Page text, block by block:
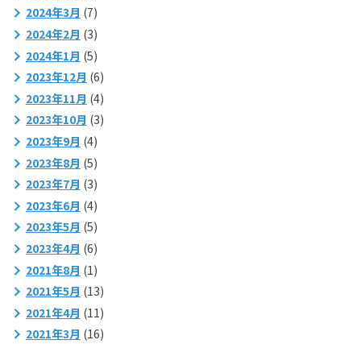
2024年3月 (7)
2024年2月 (3)
2024年1月 (5)
2023年12月 (6)
2023年11月 (4)
2023年10月 (3)
2023年9月 (4)
2023年8月 (5)
2023年7月 (3)
2023年6月 (4)
2023年5月 (5)
2023年4月 (6)
2021年8月 (1)
2021年5月 (13)
2021年4月 (11)
2021年3月 (16)